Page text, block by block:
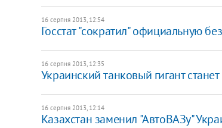
16 серпня 2013, 12:54
Госстат "сократил" официальную
16 серпня 2013, 12:35
Украинский танковый гигант
16 серпня 2013, 12:14
Казахстан заменил "АвтоВАЗу"